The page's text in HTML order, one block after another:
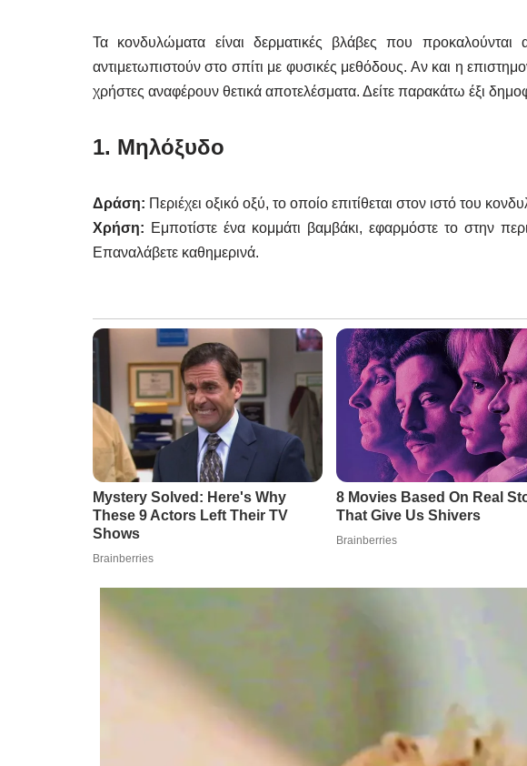
Τα κονδυλώματα είναι δερματικές βλάβες που
αντιμετωπιστούν στο σπίτι με φυσικές μεθόδους. Αν και η
χρήστες αναφέρουν θετικά αποτελέσματα. Δείτε παρακάτω έξι
1. Μηλόξυδο
Δράση: Περιέχει οξικό οξύ, το οποίο επιτίθεται στον ιστό του
Χρήση: Εμποτίστε ένα κομμάτι βαμβάκι, εφαρμόστε το στην
Επαναλάβετε καθημερινά.